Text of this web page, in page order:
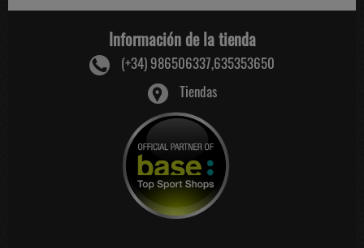
Información de la tienda
(+34) 986506337,635353650
Tiendas